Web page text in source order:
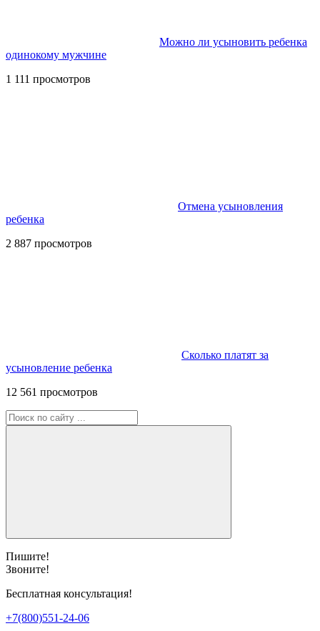
Можно ли усыновить ребенка
одинокому мужчине
1 111 просмотров
Отмена усыновления
ребенка
2 887 просмотров
Сколько платят за
усыновление ребенка
12 561 просмотров
Пишите!
Звоните!
Бесплатная консультация!
+7(800)551-24-06